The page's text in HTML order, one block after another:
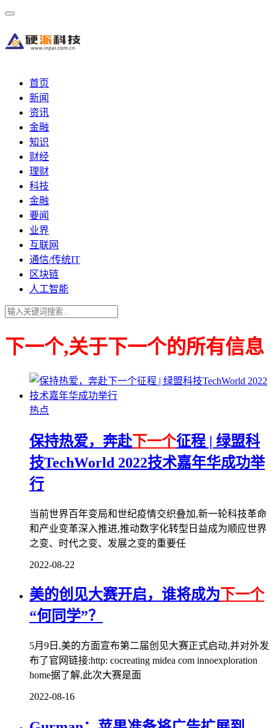
首页
新闻
资讯
金融
知识
财经
理财
科技
金融
要闻
业界
互联网
通信/传统IT
区块链
人工智能
下一个,关于下一个的所有信息
热点
保持热爱，奔赴下一个征程 | 绿盟科
技TechWorld 2022技术嘉年华成功举
行
当前世界百年变局和世纪疫情交织叠加,新一轮科技革命
和产业变革深入推进,推动数字化转型日益成为顺应世界
之变、时代之变、发展之变的重要任
2022-08-22
美的创见大赛开启，谁将成为 下一个
“何同学”？
5月9日,美的方面宣布第二届创见大赛正式启动,并对外发
布了官网链接:http: cocreating midea com innoexploration
home据了解,此次大赛是面
2022-08-16